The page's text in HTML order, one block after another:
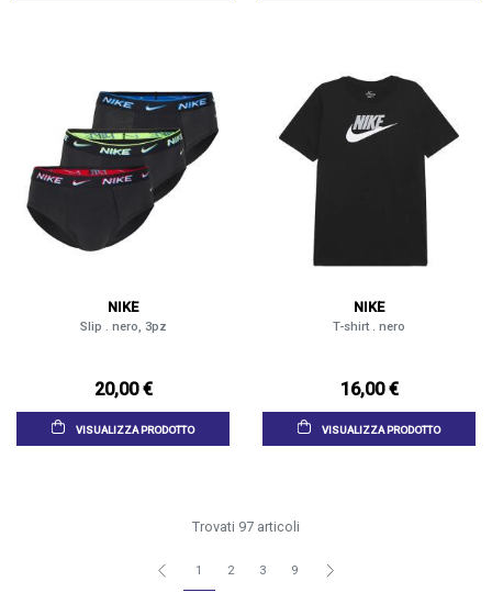
NIKE
Slip . nero, 3pz
20,00 €
VISUALIZZA PRODOTTO
NIKE
T-shirt . nero
16,00 €
VISUALIZZA PRODOTTO
Trovati 97 articoli
1 2 3 9